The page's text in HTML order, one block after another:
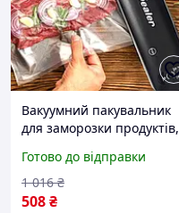
Вакуумний пакувальник
для заморозки продуктів,
для ягід, Автоматична
вакуумна машина, MTS
Готово до відправки
508₴
1 016 ₴